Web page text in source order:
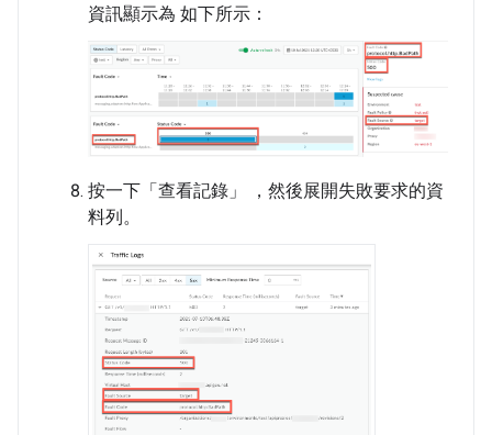
資訊顯示為 如下所示：
按一下「查看記錄」
，然後展開失敗要求的資
料列。